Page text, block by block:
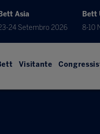
Bett Asia
24 Setembro 2026
Bett
8-10
Visitante